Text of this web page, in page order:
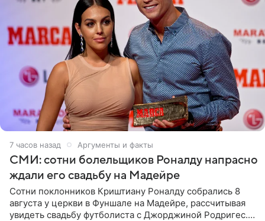
7 часов назад Аргументы и факты
СМИ: сотни болельщиков Роналду напрасно
ждали его свадьбу на Мадейре
Сотни поклонников Криштиану Роналду собрались 8
августа у церкви в Фуншале на Мадейре, рассчитывая
увидеть свадьбу футболиста с Джорджиной Родригес.